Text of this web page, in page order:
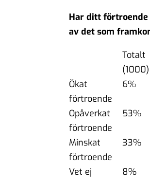
Har ditt förtroende
av det som
Totalt
(1000)
Ökat
förtroende
6%
Opåverkat
förtroende
53%
Minskat
förtroende
33%
Vet ej 8%